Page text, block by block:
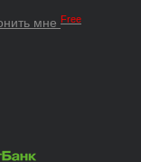
мне Free